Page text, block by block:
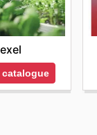
catalogue